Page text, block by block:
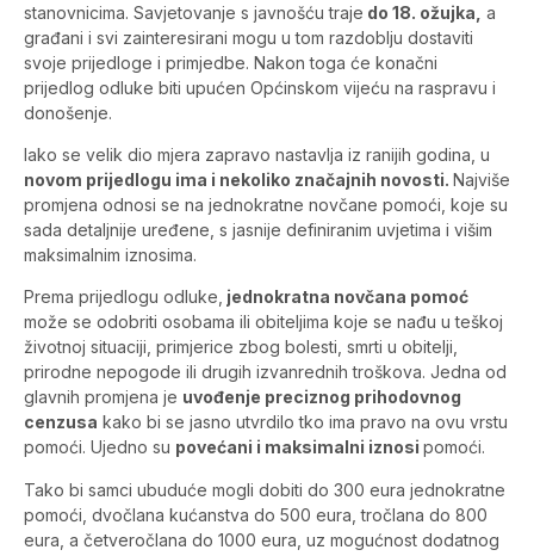
stanovnicima. Savjetovanje s javnošću traje do 18. ožujka, a
građani i svi zainteresirani mogu u tom razdoblju dostaviti
svoje prijedloge i primjedbe. Nakon toga će konačni
prijedlog odluke biti upućen Općinskom vijeću na raspravu i
donošenje.
Iako se velik dio mjera zapravo nastavlja iz ranijih godina, u
novom prijedlogu ima i nekoliko značajnih novosti. Najviše
promjena odnosi se na jednokratne novčane pomoći, koje su
sada detaljnije uređene, s jasnije definiranim uvjetima i višim
maksimalnim iznosima.
Prema prijedlogu odluke, jednokratna novčana pomoć
može se odobriti osobama ili obiteljima koje se nađu u teškoj
životnoj situaciji, primjerice zbog bolesti, smrti u obitelji,
prirodne nepogode ili drugih izvanrednih troškova. Jedna od
glavnih promjena je uvođenje preciznog prihodovnog
cenzusa kako bi se jasno utvrdilo tko ima pravo na ovu vrstu
pomoći. Ujedno su povećani i maksimalni iznosi pomoći.
Tako bi samci ubuduće mogli dobiti do 300 eura jednokratne
pomoći, dvočlana kućanstva do 500 eura, tročlana do 800
eura, a četveročlana do 1000 eura, uz mogućnost dodatnog